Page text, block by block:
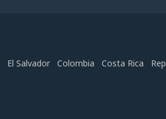
El Salvador Colombia Costa Rica